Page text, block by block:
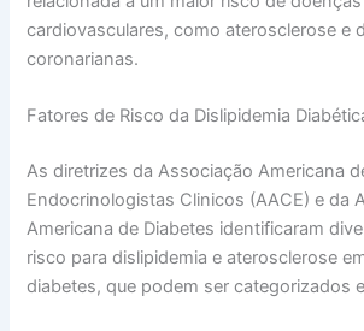
cardiovasculares, como aterosclerose e
coronarianas.
Fatores de Risco da Dislipidemia
As diretrizes da Associação Americana
Endocrinologistas Clinicos (AACE) e da
Americana de Diabetes identificaram
risco para dislipidemia e aterosclerose
diabetes, que podem ser categorizados